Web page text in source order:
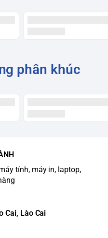
phân khúc
tính, máy in, laptop,
Cai, Lào Cai